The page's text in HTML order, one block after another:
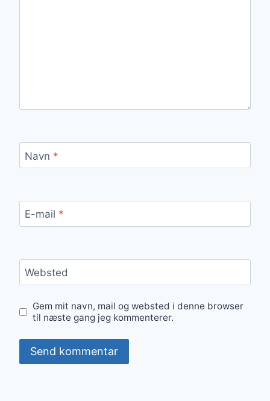
Navn *
E-mail *
Websted
Gem mit navn, mail og websted i denne browser
til næste gang jeg kommenterer.